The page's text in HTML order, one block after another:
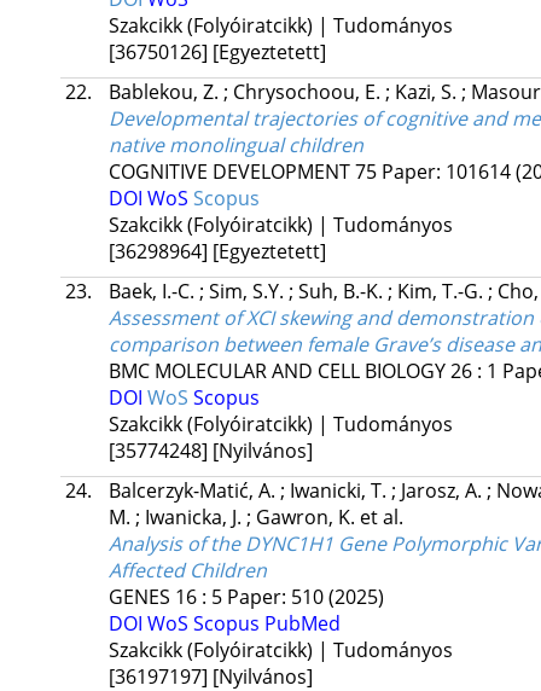
Szakcikk (Folyóiratcikk) | Tudományos
[36750126] [Egyeztetett]
22.
Bablekou, Z. ; Chrysochoou, E. ; Kazi, S. ;
Developmental trajectories of cognitive and
native monolingual children
COGNITIVE DEVELOPMENT75 Paper: 101614
DOI WoS Scopus
Szakcikk (Folyóiratcikk) | Tudományos
[36298964] [Egyeztetett]
23.
Baek, I.-C. ; Sim, S.Y. ; Suh, B.-K. ; Kim, T.-G. ;
Assessment of XCI skewing and
comparison between female Grave’s disease
BMC MOLECULAR AND CELL BIOLOGY26: 1
DOI WoS Scopus
Szakcikk (Folyóiratcikk) | Tudományos
[35774248] [Nyilvános]
24.
Balcerzyk-Matić, A. ; Iwanicki, T. ; Jarosz, A. ;
M. ; Iwanicka, J. ; Gawron, K. et al.
Analysis of the DYNC1H1 Gene Polymorphic
Affected Children
GENES 16: 5 Paper: 510(2025)
DOI WoS Scopus PubMed
Szakcikk (Folyóiratcikk) | Tudományos
[36197197] [Nyilvános]